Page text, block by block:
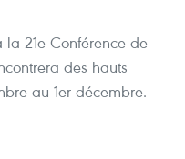
21e Conférence de
des hauts
au 1er décembre.